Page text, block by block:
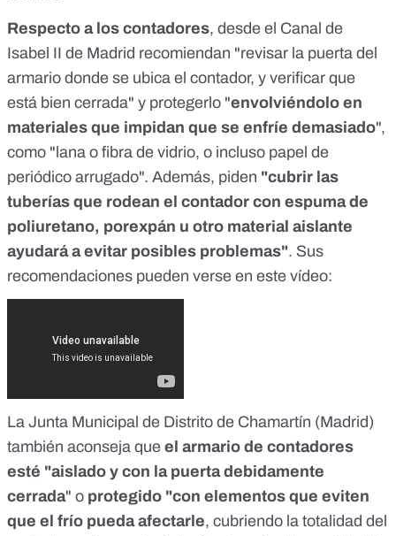
Respecto a los contadores, desde el Canal de
Isabel II de Madrid recomiendan "revisar la puerta del
armario donde se ubica el contador, y verificar que
está bien cerrada" y protegerlo "envolviéndolo en
materiales que impidan que se enfríe demasiado",
como "lana o fibra de vidrio, o incluso papel de
periódico arrugado". Además, piden "cubrir las
tuberías que rodean el contador con espuma de
poliuretano, porexpán u otro material aislante
ayudará a evitar posibles problemas". Sus
recomendaciones pueden verse en este vídeo:
La Junta Municipal de Distrito de Chamartín (Madrid)
también aconseja que el armario de contadores
esté "aislado y con la puerta debidamente
cerrada" o protegido "con elementos que eviten
que el frío pueda afectarle, cubriendo la totalidad del